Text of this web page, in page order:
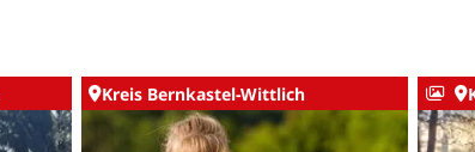
Kreis Bernkastel-Wittlich